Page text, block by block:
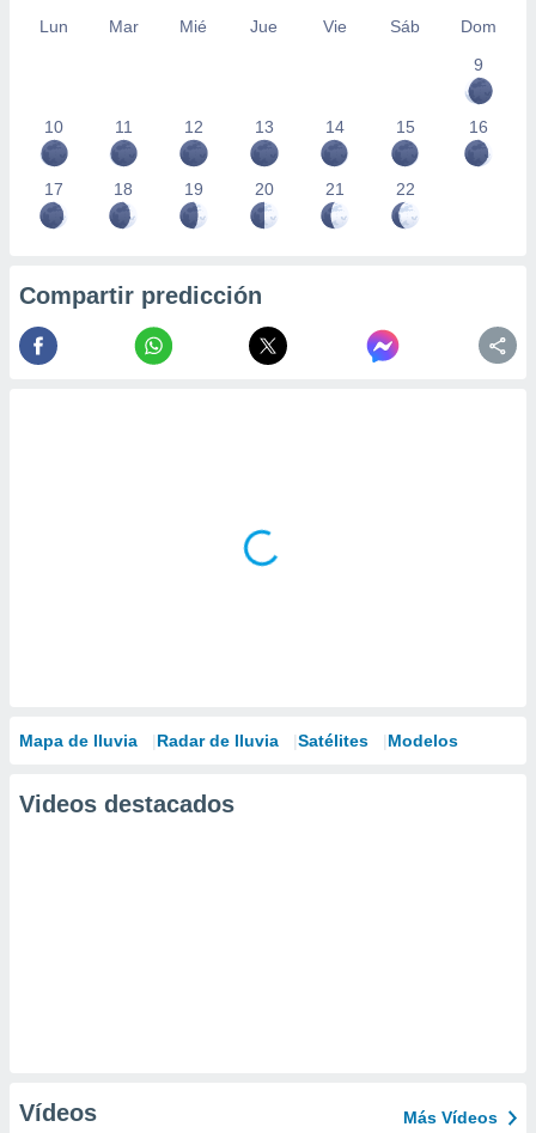
Lun Mar Mié Jue Vie Sáb
Dom
9
10 11 12 13 14 15 16
17 18 19 20 21 22
Compartir predicción
Mapa de lluvia Radar de lluvia Satélites Modelos
Videos destacados
Vídeos Más Vídeos